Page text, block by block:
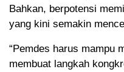
Bahkan, berpotensi
yang kini semakin
“Pemdes harus mampu
membuat langkah